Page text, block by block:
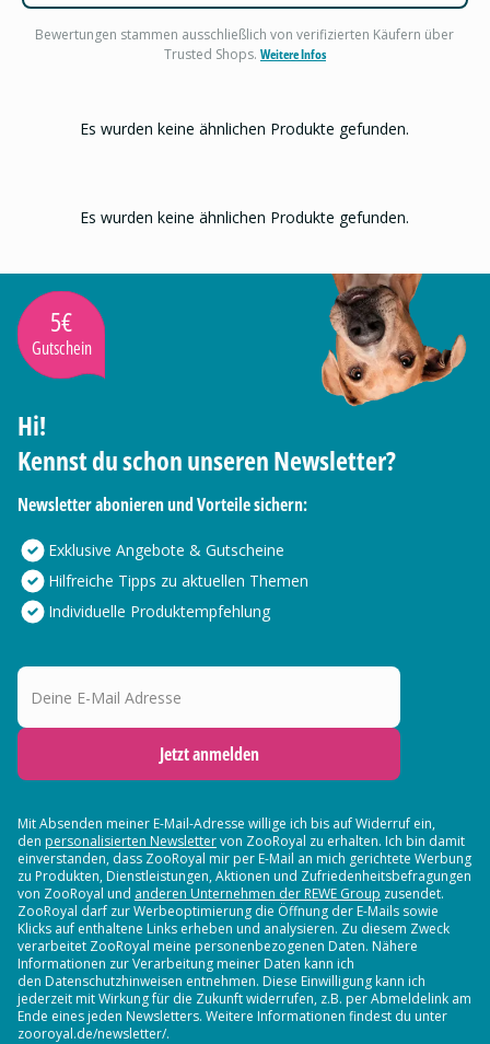
Bewertungen stammen ausschließlich von verifizierten Käufern über
Trusted Shops. Weitere Infos
Es wurden keine ähnlichen Produkte gefunden.
Es wurden keine ähnlichen Produkte gefunden.
5€
Gutschein
Hi!
Kennst du schon unseren Newsletter?
Newsletter abonieren und Vorteile sichern:
Exklusive Angebote & Gutscheine
Hilfreiche Tipps zu aktuellen Themen
Individuelle Produktempfehlung
Deine E-Mail Adresse
Jetzt anmelden
Mit Absenden meiner E-Mail-Adresse willige ich bis auf Widerruf ein,
den personalisierten Newslettervon ZooRoyal zu erhalten. Ich bin damit
einverstanden, dass ZooRoyal mir per E-Mail an mich gerichtete Werbung
zu Produkten, Dienstleistungen, Aktionen und Zufriedenheitsbefragungen
von ZooRoyal und anderen Unternehmen der REWE Group zusendet.
ZooRoyal darf zur Werbeoptimierung die Öffnung der E-Mails sowie
Klicks auf enthaltene Links erheben und analysieren. Zu diesem Zweck
verarbeitet ZooRoyal meine personenbezogenen Daten. Nähere
Informationen zur Verarbeitung meiner Daten kann ich
den Datenschutzhinweisen entnehmen. Diese Einwilligung kann ich
jederzeit mit Wirkung für die Zukunft widerrufen, z.B. per Abmeldelink am
Ende eines jeden Newsletters. Weitere Informationen findest du unter
zooroyal.de/newsletter/.